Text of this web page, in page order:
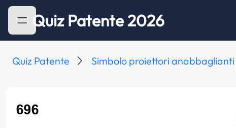
Quiz Patente 2026
Quiz Patente Simbolo proiettori anabbaglianti